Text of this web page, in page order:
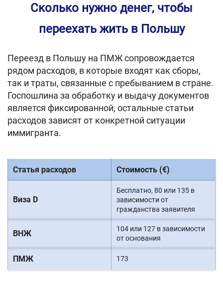
Сколько нужно денег, чтобы
переехать жить в Польшу
Переезд в Польшу на ПМЖ сопровождается
рядом расходов, в которые входят как сборы,
так и траты, связанные с пребыванием в стране.
Госпошлина за обработку и выдачу документов
является фиксированной, остальные статьи
расходов зависят от конкретной ситуации
иммигранта.
Статья расходов Стоимость (€)
Виза D
Бесплатно, 80 или 135 в
зависимости от
гражданства заявителя
ВНЖ
104 или 127 в зависимости
от основания
ПМЖ 173